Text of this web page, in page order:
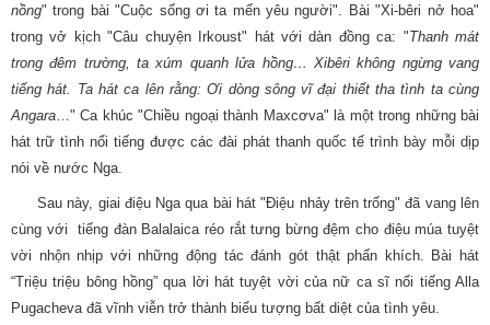
nồng" trong bài "Cuộc sống ơi ta mến yêu người". Bài "Xi-bêri nở hoa"
trong vở kịch "Câu chuyện Irkoust" hát với dàn đồng ca: "Thanh mát
trong đêm trường, ta xúm quanh lửa hồng… Xibêri không ngừng vang
tiếng hát. Ta hát ca lên rằng: Ơi dòng sông vĩ đại thiết tha tình ta cùng
Angara …" Ca khúc "Chiều ngoại thành Maxcơva" là một trong những bài
hát trữ tình nổi tiếng được các đài phát thanh quốc tế trình bày mỗi dịp
nói về nước Nga.
Sau này, giai điệu Nga qua bài hát "Điệu nhảy trên trống" đã vang lên
cùng với tiếng đàn Balalaica réo rắt tưng bừng đệm cho điệu múa tuyệt
vời nhộn nhịp với những động tác đánh gót thật phấn khích. Bài hát
“Triệu triệu bông hồng” qua lời hát tuyệt vời của nữ ca sĩ nổi tiếng Alla
Pugacheva đã vĩnh viễn trở thành biểu tượng bất diệt của tình yêu.